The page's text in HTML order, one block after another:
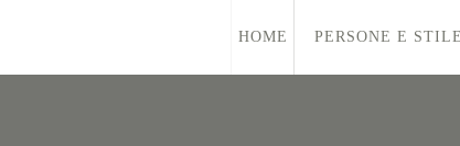
HOME PERSONE E STILE